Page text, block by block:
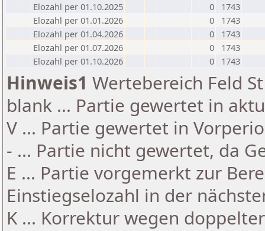
Elozahl per 01.10.2025
0
1743
Elozahl per 01.01.2026
0
1743
Elozahl per 01.04.2026
0
1743
Elozahl per 01.07.2026
0
1743
Elozahl per 01.10.2026
0 1743
Hinweis1 Wertebereich Feld
blank ... Partie gewertet in
V ... Partie gewertet in
- ... Partie nicht gewertet, da
E ... Partie vorgemerkt zur
Einstiegselozahl in der
K ... Korrektur wegen